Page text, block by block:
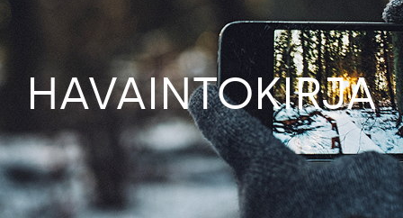
HAVAINTOKIRJA